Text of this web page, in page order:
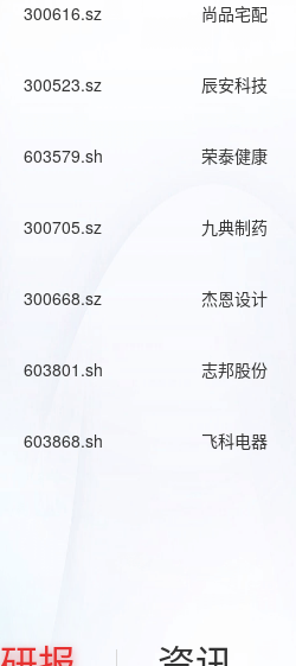
300616.sz 尚品宅配
300523.sz 辰安科技
603579.sh 荣泰健康
300705.sz 九典制药
300668.sz 杰恩设计
603801.sh 志邦股份
603868.sh 飞科电器